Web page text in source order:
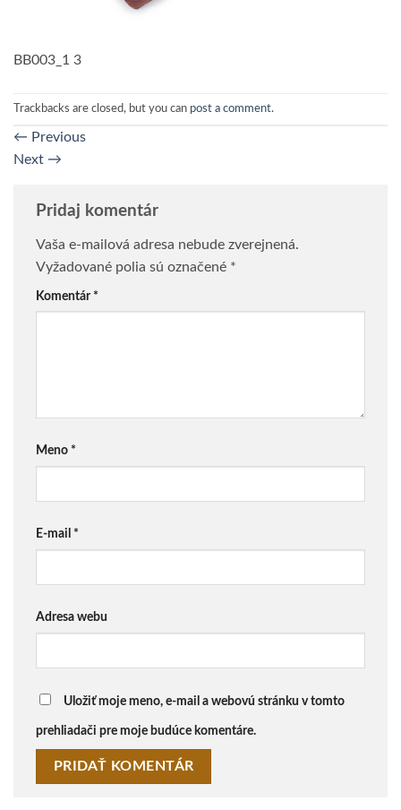
BB003_1 3
Trackbacks are closed, but you can post a comment.
← Previous
Next →
Pridaj komentár
Vaša e-mailová adresa nebude zverejnená.
Vyžadované polia sú označené *
Komentár *
Meno *
E-mail *
Adresa webu
Uložiť moje meno, e-mail a webovú stránku v tomto
prehliadači pre moje budúce komentáre.